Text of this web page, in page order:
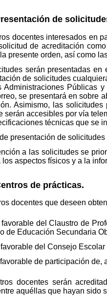
de
docentes interesados en
de acreditación
presente orden, así como
serán presentadas
de solicitudes
Administraciones Públicas
se presentará en sobre
Asimismo, las
serán accesibles por vía
técnicas que se
presentación de
a las solicitudes se
los aspectos físicos y a la
de prácticas.
docentes que deseen
del Claustro de
de Educación Secundaria
del Consejo
de participación de,
docentes serán
aquéllas que hayan sido